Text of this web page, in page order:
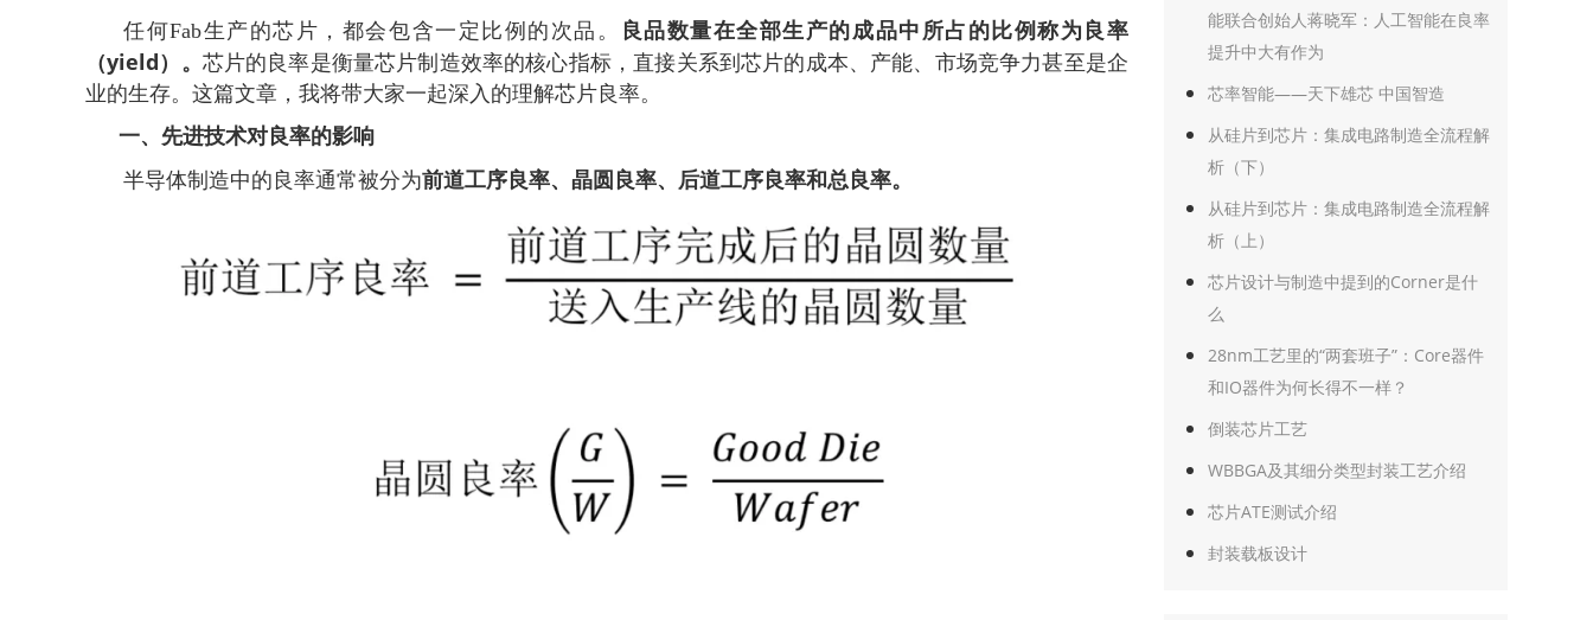
智能生产排程 APS 芯片良率（缺陷）管理系统 YMS/DMS
动态取样 Dynamic Sampling
任何Fab生产的芯片，都会包含一定比例的次品。
良品数量在全部生产的成品中所占的比例称为良率
（yield）。 芯片的良率是衡量芯片制造效率的核心指标，直接关系到芯片的成本、产能、市场竞争力甚至是企
业的生存。这篇文章，我将带大家一起深入的理解芯片良率。
一、先进技术对良率的影响
半导体制造中的良率通常被分为前道工序良率、晶圆良率、后道工序良率和总良率。
能联合创始人蒋晓军：人工智能在良率
提升中大有作为
芯率智能——天下雄芯 中国智造
从硅片到芯片：集成电路制造全流程解
析（下）
从硅片到芯片：集成电路制造全流程解
析（上）
芯片设计与制造中提到的Corner是什
么
28nm工艺里的“两套班子”：Core器件
和IO器件为何长得不一样？
倒装芯片工艺
WBBGA及其细分类型封装工艺介绍
芯片ATE测试介绍
封装载板设计